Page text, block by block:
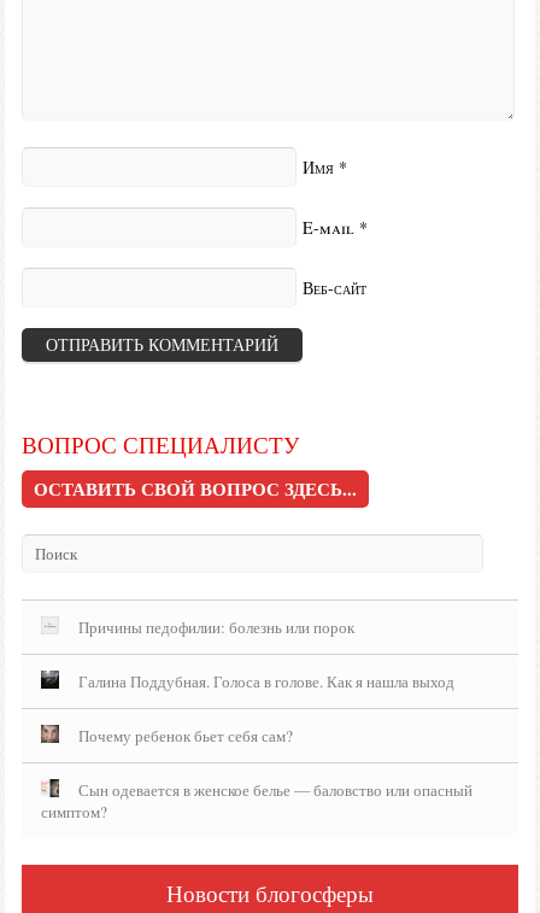
Имя *
E-mail *
Веб-сайт
ВОПРОС СПЕЦИАЛИСТУ
ОСТАВИТЬ СВОЙ ВОПРОС ЗДЕСЬ...
Причины педофилии: болезнь или порок
Галина Поддубная. Голоса в голове. Как я нашла выход
Почему ребенок бьет себя сам?
Сын одевается в женское белье — баловство или опасный
симптом?
Новости блогосферы